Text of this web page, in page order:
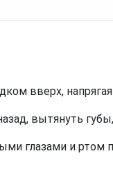
вверх,
вытянуть
глазами и ртом